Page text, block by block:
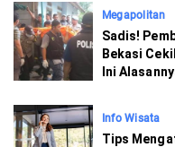
Megapolitan
Sadis!
Bekasi
Ini
Info Wisata
Tips